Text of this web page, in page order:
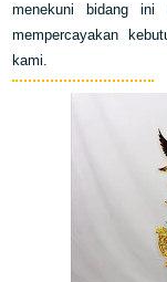
menekuni bidang ini
mempercayakan
kami.